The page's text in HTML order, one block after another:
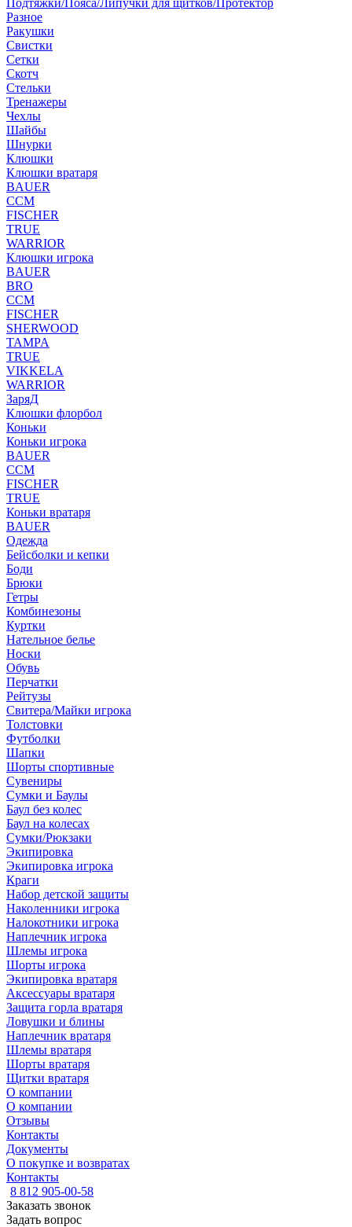
Подтяжки/Пояса/Липучки для щитков/Протектор
Разное
Ракушки
Свистки
Сетки
Скотч
Стельки
Тренажеры
Чехлы
Шайбы
Шнурки
Клюшки
Клюшки вратаря
BAUER
CCM
FISCHER
TRUE
WARRIOR
Клюшки игрока
BAUER
BRO
CCM
FISCHER
SHERWOOD
TAMPA
TRUE
VIKKELA
WARRIOR
ЗаряД
Клюшки флорбол
Коньки
Коньки игрока
BAUER
CCM
FISCHER
TRUE
Коньки вратаря
BAUER
Одежда
Бейсболки и кепки
Боди
Брюки
Гетры
Комбинезоны
Куртки
Нательное белье
Носки
Обувь
Перчатки
Рейтузы
Свитера/Майки игрока
Толстовки
Футболки
Шапки
Шорты спортивные
Сувениры
Сумки и Баулы
Баул без колес
Баул на колесах
Сумки/Рюкзаки
Экипировка
Экипировка игрока
Краги
Набор детской защиты
Наколенники игрока
Налокотники игрока
Наплечник игрока
Шлемы игрока
Шорты игрока
Экипировка вратаря
Аксессуары вратаря
Защита горла вратаря
Ловушки и блины
Наплечник вратаря
Шлемы вратаря
Шорты вратаря
Щитки вратаря
О компании
О компании
Отзывы
Контакты
Документы
О покупке и возвратах
Контакты
8 812 905-00-58
Заказать звонок
Задать вопрос